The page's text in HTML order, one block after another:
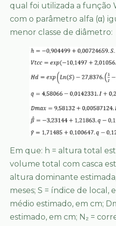
qual foi utilizada a função
com o parâmetro alfa (α)
menor classe de diâmetro:
Em que: h = altura total
volume total com casca
altura dominante
meses; S = índice de local,
médio estimado, em cm;
estimado, em cm; N₂ =